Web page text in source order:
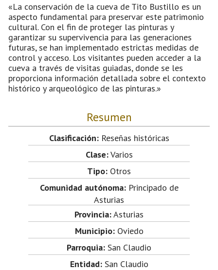
«La conservación de la cueva de Tito Bustillo es un
aspecto fundamental para preservar este patrimonio
cultural. Con el fin de proteger las pinturas y
garantizar su supervivencia para las generaciones
futuras, se han implementado estrictas medidas de
control y acceso. Los visitantes pueden acceder a la
cueva a través de visitas guiadas, donde se les
proporciona información detallada sobre el contexto
histórico y arqueológico de las pinturas.»
Resumen
Clasificación:Reseñas históricas
Clase:Varios
Tipo: Otros
Comunidad autónoma:Principado de
Asturias
Provincia:Asturias
Municipio:Oviedo
Parroquia: San Claudio
Entidad:San Claudio